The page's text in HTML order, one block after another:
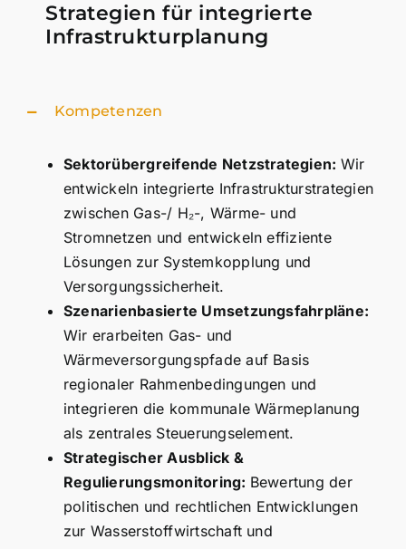
Strategien für integrierte
Infrastrukturplanung
Kompetenzen
Sektorübergreifende Netzstrategien: Wir
entwickeln integrierte Infrastrukturstrategien
zwischen Gas-/ H₂-, Wärme- und
Stromnetzen und entwickeln effiziente
Lösungen zur Systemkopplung und
Versorgungssicherheit.
Szenarienbasierte Umsetzungsfahrpläne:
Wir erarbeiten Gas- und
Wärmeversorgungspfade auf Basis
regionaler Rahmenbedingungen und
integrieren die kommunale Wärmeplanung
als zentrales Steuerungselement.
Strategischer Ausblick &
Regulierungsmonitoring: Bewertung der
politischen und rechtlichen Entwicklungen
zur Wasserstoffwirtschaft und